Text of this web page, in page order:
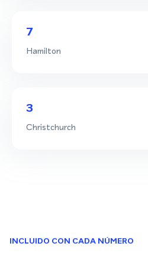
7
Hamilton
3
Christchurch
INCLUIDO CON CADA NÚMERO